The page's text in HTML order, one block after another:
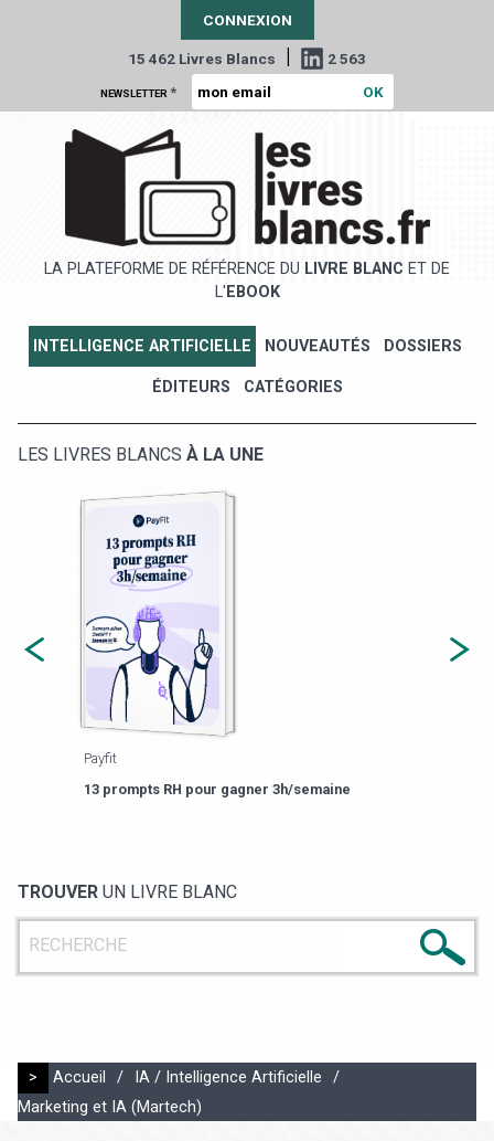
CONNEXION
15 462 Livres Blancs | 2 563
NEWSLETTER *
LA PLATEFORME DE RÉFÉRENCE DU LIVRE BLANC ET DE
L' EBOOK
INTELLIGENCE ARTIFICIELLE NOUVEAUTÉS DOSSIERS
ÉDITEURS CATÉGORIES
LES LIVRES BLANCS À LA UNE
Payfit
13 prompts RH pour gagner 3h/semaine
TROUVER UN LIVRE BLANC
> Accueil / IA / Intelligence Artificielle
/
Marketing et IA (Martech)